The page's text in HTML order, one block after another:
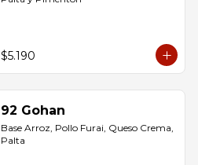
$5.190
92 Gohan
Base Arroz, Pollo Furai, Queso Crema,
Palta